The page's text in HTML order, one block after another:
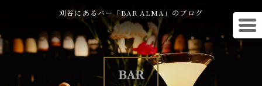
刈谷にあるバー「BAR ALMA」のブログ